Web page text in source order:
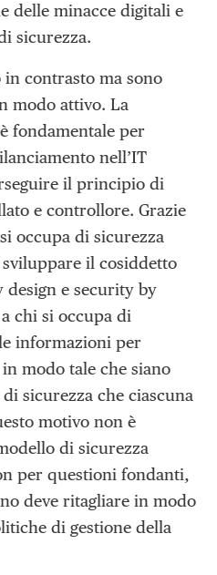
delle minacce digitali e
sicurezza.
contrasto ma sono
modo attivo. La
fondamentale per
nell’IT
il principio di
e controllore. Grazie
occupa di sicurezza
il cosiddetto
e security by
chi si occupa di
informazioni per
modo tale che siano
sicurezza che ciascuna
motivo non è
di sicurezza
per questioni fondanti,
deve ritagliare in modo
di gestione della